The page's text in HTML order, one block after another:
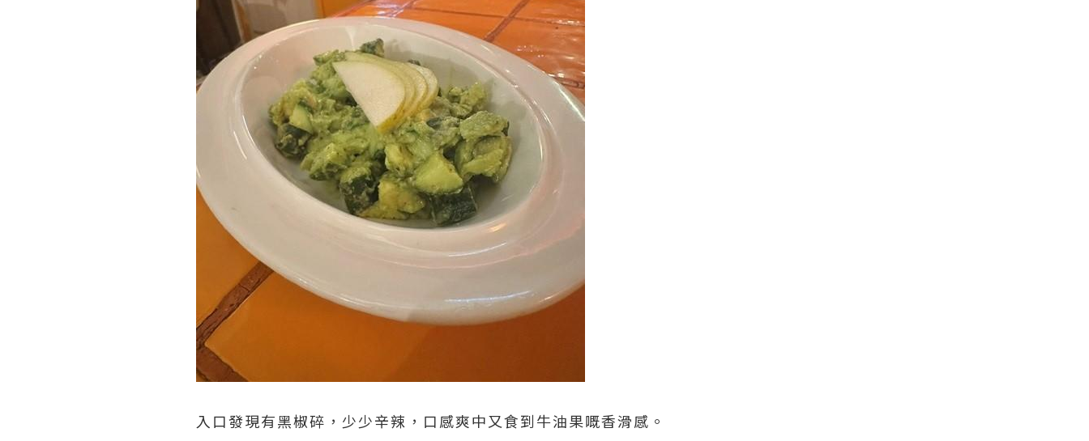
入口發現有黑椒碎，少少辛辣，口感爽中又食到牛油果嘅香滑感。